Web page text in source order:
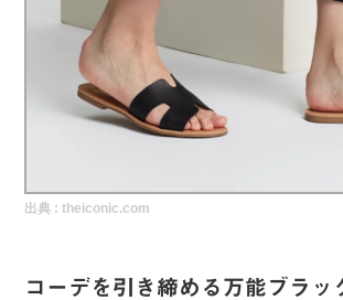
BUYMAの売れ筋商品
海外SHOP LIST
出典 :theiconic.com
コーデを引き締める万能ブラッ